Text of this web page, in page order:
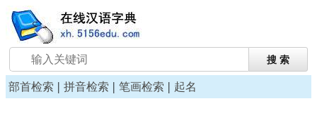
部首检索 | 拼音检索 | 笔画检索 | 起名